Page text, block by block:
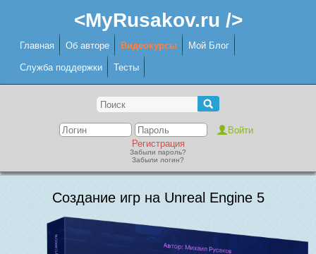
<MyRusakov.ru />
Главная Об авторе Видеокурсы Мой Блог
Служба поддержки Тесты
Регистрация
Забыли пароль?
Забыли логин?
Создание игр на Unreal Engine 5